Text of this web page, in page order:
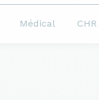
Médical CHR